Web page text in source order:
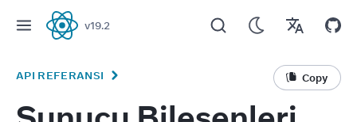
React
v19.2
API REFERANSI Copy